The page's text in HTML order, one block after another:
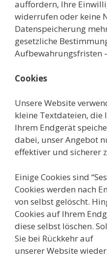
auffordern, Ihre
widerrufen oder keine
Datenspeicherung
gesetzliche
Aufbewahrungsfristen
Cookies
Unsere Website
kleine Textdateien, die
Ihrem Endgerät
dabei, unser Angebot
effektiver und sicherer
Einige Cookies sind
Cookies werden nach
von selbst gelöscht.
Cookies auf Ihrem
diese selbst löschen.
Sie bei Rückkehr auf
unserer Website